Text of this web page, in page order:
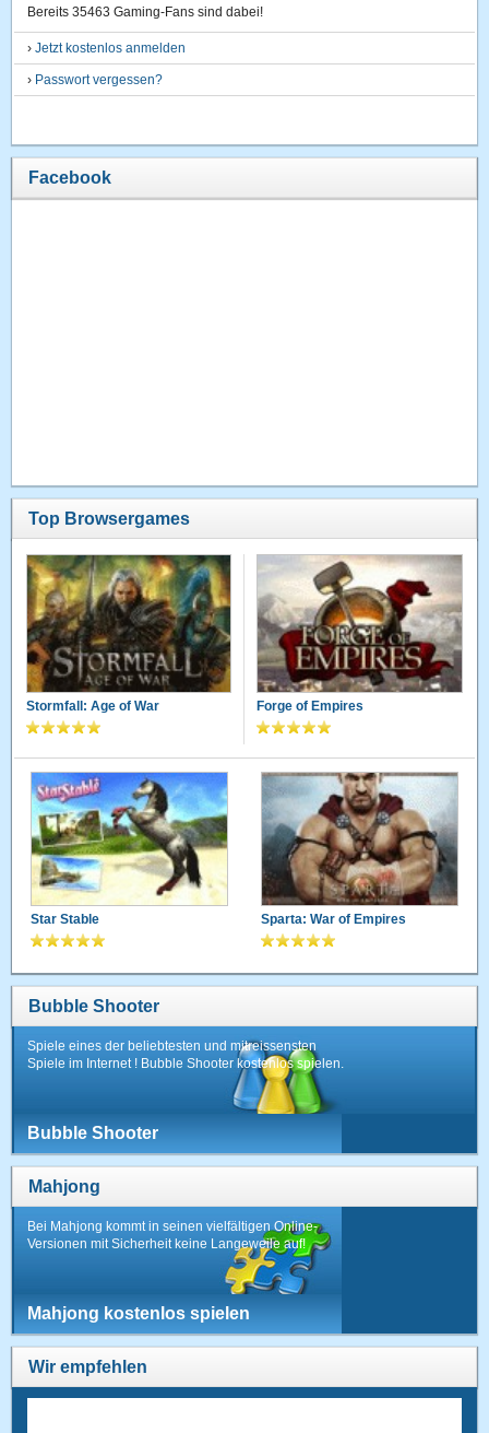
Bereits 35463 Gaming-Fans sind dabei!
›Jetzt kostenlos anmelden
› Passwort vergessen?
Facebook
Top Browsergames
Stormfall: Age of War Forge of Empires
Star Stable Sparta: War of Empires
Bubble Shooter
Spiele eines der beliebtesten und mitreissensten
Spiele im Internet ! Bubble Shooter kostenlos spielen.
Bubble Shooter
Mahjong
Bei Mahjong kommt in seinen vielfältigen Online-
Versionen mit Sicherheit keine Langeweile auf!
Mahjong kostenlos spielen
Wir empfehlen